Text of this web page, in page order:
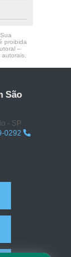
proibida
–
autorais.
São
- SP
0292